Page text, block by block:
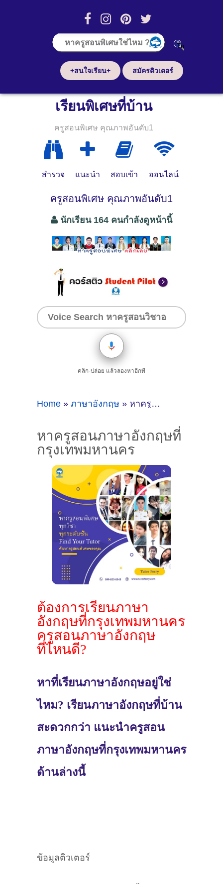
+สนใจเรียน+ สมัครติวเตอร์
เรียนพิเศษที่บ้าน
ครูสอนพิเศษ คุณภาพอันดับ1
สำรวจ แนะนำ สอบเข้า ออนไลน์
ครูสอนพิเศษ คุณภาพอันดับ1
นักเรียน 164 คนกำลังดูหน้านี้
คลิก-ปล่อย แล้วลองหาอีกที
Home » ภาษาอังกฤษ » หาครูสอนภาษาอังกฤษที่กรุงเทพมหานคร
หาครูสอนภาษาอังกฤษที่
กรุงเทพมหานคร
ต้องการเรียนภาษา
อังกฤษที่กรุงเทพมหานคร
ครูสอนภาษาอังกฤษ
ที่ไหนดี?
หาที่เรียนภาษาอังกฤษอยู่ใช่
ไหม? เรียนภาษาอังกฤษที่บ้าน
สะดวกกว่า แนะนำครูสอน
ภาษาอังกฤษที่กรุงเทพมหานคร
ด้านล่างนี้
ข้อมูลติวเตอร์